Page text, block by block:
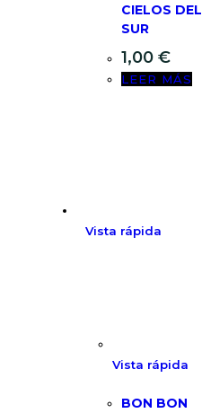
CIELOS DEL
SUR
1,00 €
LEER MÁS
Vista rápida
Vista rápida
BON BON